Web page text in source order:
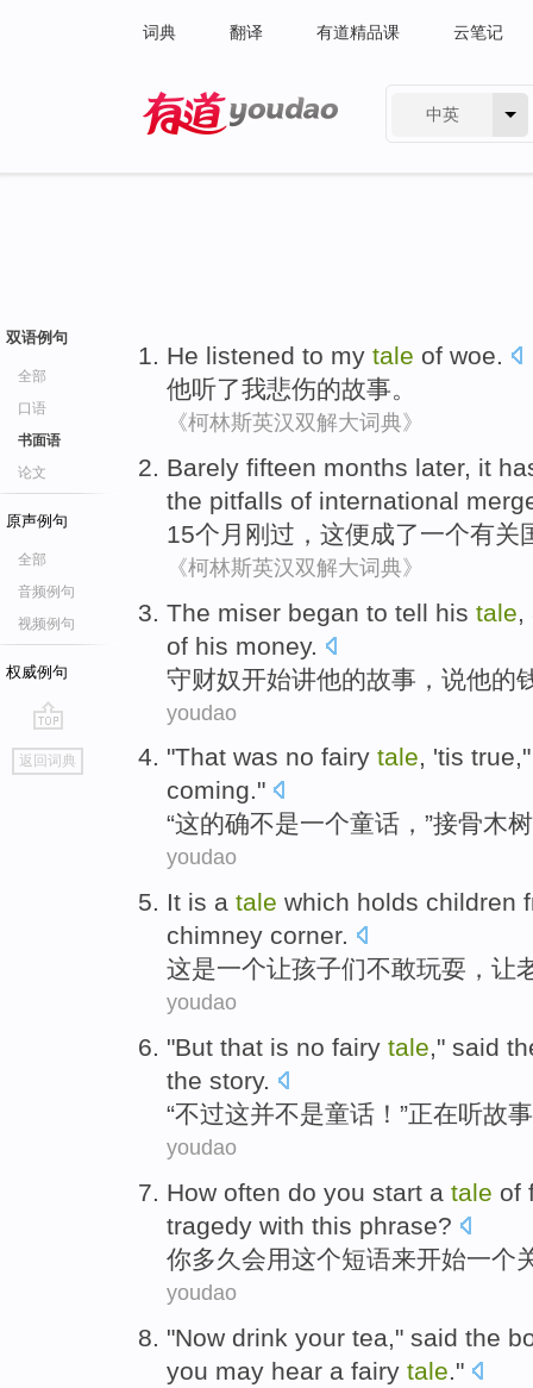
词典 翻译 有道精品课 云笔记
中英
双语例句
全部
口语
书面语
论文
原声例句
全部
音频例句
视频例句
权威例句
go
top
返回词典
He listened to my tale of woe.
他听了我悲伤的故事。
《柯林斯英汉双解大词典》
Barely fifteen months later, it
the pitfalls of international
15个月 刚 过， 这便成了一个有关
《柯林斯英汉双解大词典》
The miser began to tell his tale
of his money.
守财奴开始讲他的故事 ， 说他的
youdao
"That was no fairy tale, 'tis true
coming."
“这的确不是一个童话，”接骨木
youdao
It is a tale which holds children
chimney corner.
这是一个让孩子们不敢玩耍 ， 让
youdao
"But that is no fairy tale," said
the story.
“不过这并不是童话 ！”正在听故事
youdao
How often do you start a tale of
tragedy with this phrase?
你多久会用这个短语来开始一个
youdao
"Now drink your tea ," said the
you may hear a fairy tale ."